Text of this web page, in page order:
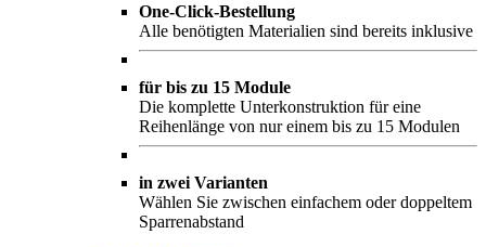
One-Click-Bestellung
Alle benötigten Materialien sind bereits inklusive
für bis zu 15 Module
Die komplette Unterkonstruktion für eine
Reihenlänge von nur einem bis zu 15 Modulen
in zwei Varianten
Wählen Sie zwischen einfachem oder doppeltem
Sparrenabstand